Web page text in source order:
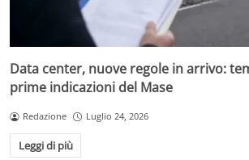
Data center, nuove regole in arrivo:
prime indicazioni del Mase
Redazione Luglio 24, 2026
Leggi di più